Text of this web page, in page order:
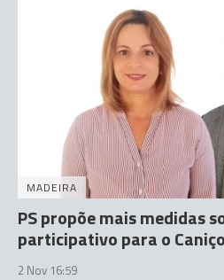
MADEIRA
PS propõe mais medidas
participativo para o Caniço
2 Nov 16:59